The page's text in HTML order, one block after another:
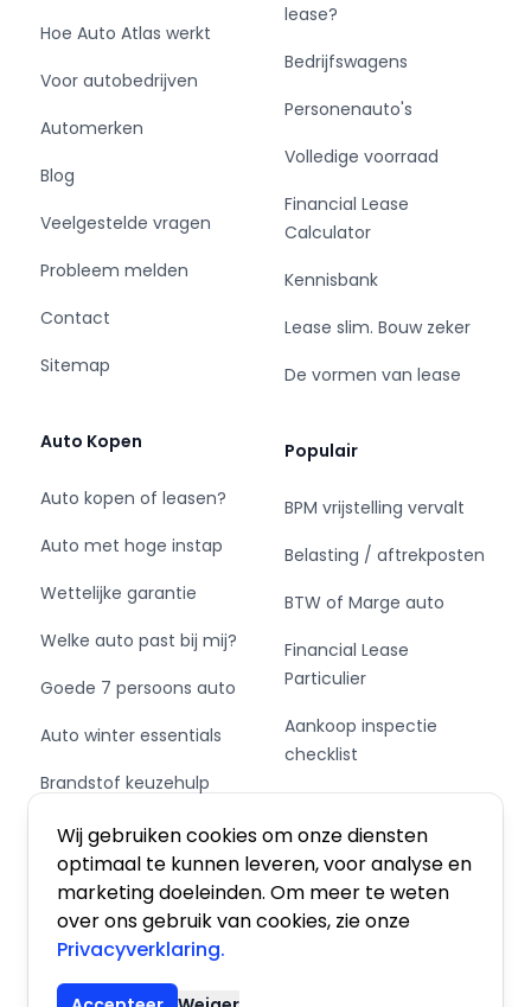
Wij gebruiken cookies om onze diensten
optimaal te kunnen leveren, voor analyse en
marketing doeleinden. Om meer te weten
over ons gebruik van cookies, zie onze
Privacyverklaring.
Hoe Auto Atlas werkt
Voor autobedrijven
Automerken
Blog
Veelgestelde vragen
Probleem melden
Contact
Sitemap
Auto Kopen
Auto kopen of leasen?
Auto met hoge instap
Wettelijke garantie
Welke auto past bij mij?
Goede 7 persoons auto
Auto winter essentials
Brandstof keuzehulp
Schakel of automaat?
lease?
Bedrijfswagens
Personenauto's
Volledige voorraad
Financial Lease
Calculator
Kennisbank
Lease slim. Bouw zeker
De vormen van lease
Populair
BPM vrijstelling vervalt
Belasting / aftrekposten
BTW of Marge auto
Financial Lease
Particulier
Aankoop inspectie
checklist
Private Leasen,
Financieren of Kopen?